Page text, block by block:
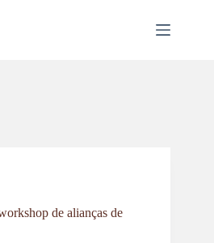
de alianças de